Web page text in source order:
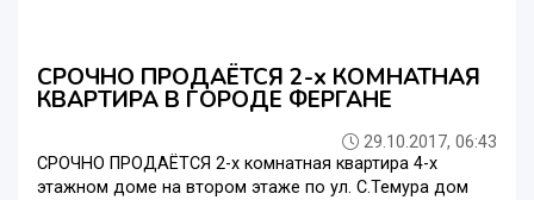
СРОЧНО ПРОДАЁТСЯ 2-х КОМНАТНАЯ
КВАРТИРА В ГОРОДЕ ФЕРГАНЕ
29.10.2017, 06:43
СРОЧНО ПРОДАЁТСЯ 2-х комнатная квартира 4-х
этажном доме на втором этаже по ул. С.Темура дом